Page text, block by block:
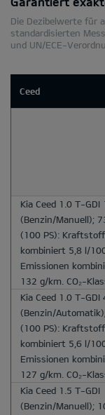
Die Dezibelwerte für
standardisierten
und UN/ECE-
Ceed
Kia Ceed 1.0 T-GDI
(Benzin/Manuell);
(100 PS):
kombiniert 5,8 l/
Emissionen
132 g/km. CO₂-
Kia Ceed 1.0 T-GDI
(Benzin/
(100 PS):
kombiniert 5,6 l/
Emissionen
127 g/km. CO₂-
Kia Ceed 1.5 T-GDI
(Benzin/Manuell);